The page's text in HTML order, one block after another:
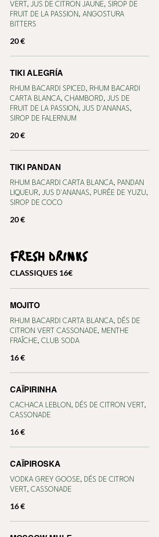
VERT, JUS DE CITRON JAUNE, SIROP DE
FRUIT DE LA PASSION, ANGOSTURA
BITTERS
20 €
TIKI ALEGRÍA
RHUM BACARDI SPICED, RHUM BACARDI
CARTA BLANCA, CHAMBORD, JUS DE
FRUIT DE LA PASSION, JUS D'ANANAS,
SIROP DE FALERNUM
20 €
TIKI PANDAN
RHUM BACARDI CARTA BLANCA, PANDAN
LIQUEUR, JUS D'ANANAS, PURÉE DE YUZU,
SIROP DE COCO
20 €
FRESH DRINKS
CLASSIQUES 16€
MOJITO
RHUM BACARDI CARTA BLANCA, DÉS DE
CITRON VERT CASSONADE, MENTHE
FRAÎCHE, CLUB SODA
16 €
CAÏPIRINHA
CACHACA LEBLON, DÉS DE CITRON VERT,
CASSONADE
16 €
CAÏPIROSKA
VODKA GREY GOOSE, DÉS DE CITRON
VERT, CASSONADE
16 €